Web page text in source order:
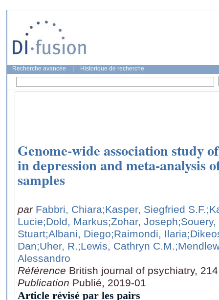
Recherche avancée Historique de recherche
Genome-wide association study
in depression and meta-analysis
samples
par Fabbri, Chiara;Kasper, Siegfried S.F.
Lucie;Dold, Markus;Zohar, Joseph
Stuart;Albani, Diego;Raimondi, Ilaria
Dan;Uher, R.;Lewis, Cathryn C.M.
Alessandro
Référence British journal of psychiatry,
Publication Publié, 2019-01
Article révisé par les pairs